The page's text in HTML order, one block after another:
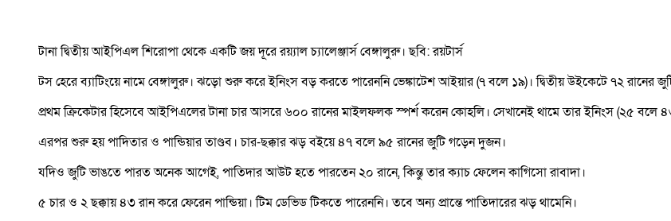
টানা দ্বিতীয় আইপিএল শিরোপা থেকে একটি জয় দূরে রয়্যাল চ্যালেঞ্জার্স বেঙ্গালুরু। ছবি: রয়টার্স
টস হেরে ব্যাটিংয়ে নামে বেঙ্গালুরু। ঝড়ো শুরু করে ইনিংস বড় করতে পারেননি ভেঙ্কাটেশ আইয়ার (৭ বলে ১৯)। দ্বিতীয় উইকেটে ৭২ রানের
প্রথম ক্রিকেটার হিসেবে আইপিএলের টানা চার আসরে ৬০০ রানের মাইলফলক স্পর্শ করেন কোহলি। সেখানেই থামে তার ইনিংস (২৫ বলে
এরপর শুরু হয় পাদিতার ও পান্ডিয়ার তাণ্ডব। চার-ছক্কার ঝড় বইয়ে ৪৭ বলে ৯৫ রানের জুটি গড়েন দুজন।
যদিও জুটি ভাঙতে পারত অনেক আগেই, পাতিদার আউট হতে পারতেন ২০ রানে, কিন্তু তার ক্যাচ ফেলেন কাগিসো রাবাদা।
৫ চার ও ২ ছক্কায় ৪৩ রান করে ফেরেন পান্ডিয়া। টিম ডেভিড টিকতে পারেননি। তবে অন্য প্রান্তে পাতিদারের ঝড় থামেনি।